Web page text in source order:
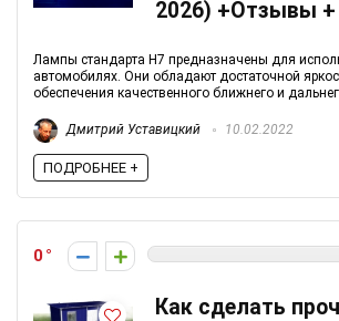
2026) +Отзывы
Лампы стандарта Н7 предназначены для
автомобилях. Они обладают достаточной
обеспечения качественного ближнего и
Дмитрий Уставицкий 10.02.2022
ПОДРОБНЕЕ +
0
Как сделать